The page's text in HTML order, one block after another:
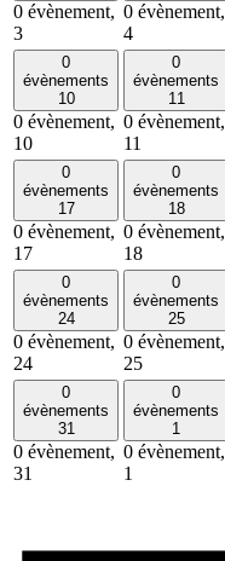
0 évènement,
3
0 évènement,
4
0
évènements
10
0 évènement,
10
0
évènements
11
0 évènement,
11
0
évènements
17
0 évènement,
17
0
évènements
18
0 évènement,
18
0
évènements
24
0 évènement,
24
0
évènements
25
0 évènement,
25
0
évènements
31
0 évènement,
31
0
évènements
1
0 évènement,
1